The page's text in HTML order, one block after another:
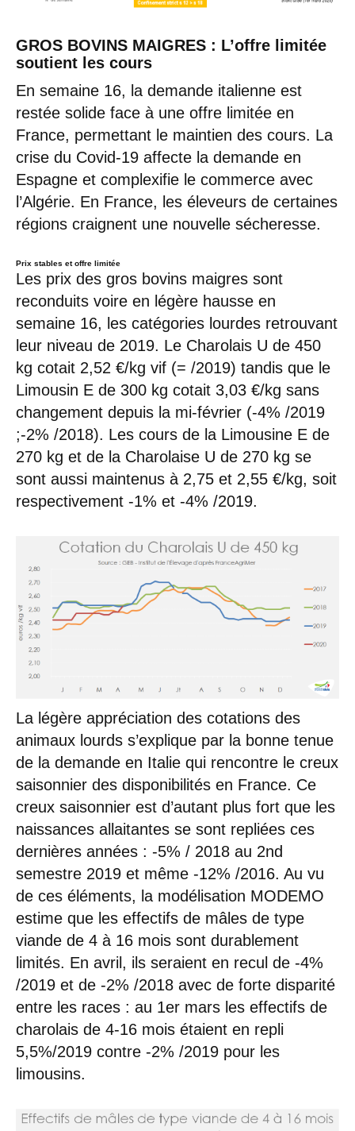
GROS BOVINS MAIGRES : L’offre limitée
soutient les cours
En semaine 16, la demande italienne est
restée solide face à une offre limitée en
France, permettant le maintien des cours. La
crise du Covid-19 affecte la demande en
Espagne et complexifie le commerce avec
l’Algérie. En France, les éleveurs de certaines
régions craignent une nouvelle sécheresse.
Prix stables et offre limitée
Les prix des gros bovins maigres sont
reconduits voire en légère hausse en
semaine 16, les catégories lourdes retrouvant
leur niveau de 2019. Le Charolais U de 450
kg cotait 2,52 €/kg vif (= /2019) tandis que le
Limousin E de 300 kg cotait 3,03 €/kg sans
changement depuis la mi-février (-4% /2019
;-2% /2018). Les cours de la Limousine E de
270 kg et de la Charolaise U de 270 kg se
sont aussi maintenus à 2,75 et 2,55 €/kg, soit
respectivement -1% et -4% /2019.
La légère appréciation des cotations des
animaux lourds s’explique par la bonne tenue
de la demande en Italie qui rencontre le creux
saisonnier des disponibilités en France. Ce
creux saisonnier est d’autant plus fort que les
naissances allaitantes se sont repliées ces
dernières années : -5% / 2018 au 2nd
semestre 2019 et même -12% /2016. Au vu
de ces éléments, la modélisation MODEMO
estime que les effectifs de mâles de type
viande de 4 à 16 mois sont durablement
limités. En avril, ils seraient en recul de -4%
/2019 et de -2% /2018 avec de forte disparité
entre les races : au 1er mars les effectifs de
charolais de 4-16 mois étaient en repli
5,5%/2019 contre -2% /2019 pour les
limousins.